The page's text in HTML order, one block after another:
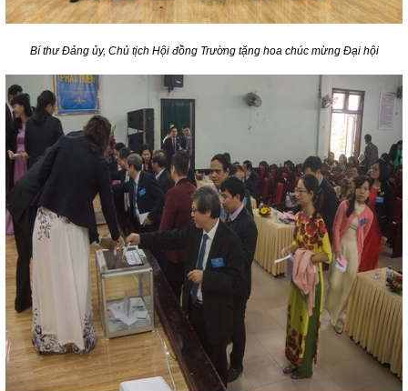
Bí thư Đảng ủy, Chủ tịch Hội đồng Trường tặng hoa chúc mừng Đại hội